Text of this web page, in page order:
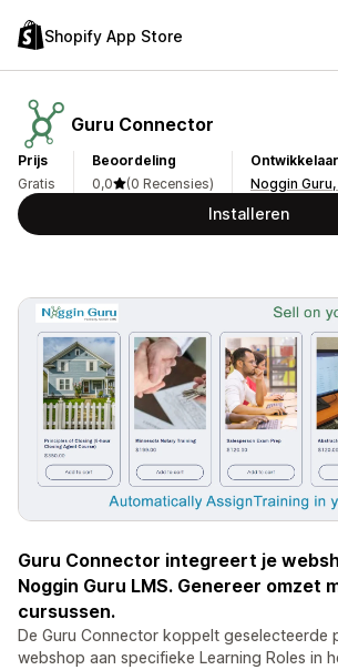
Shopify App Store
Guru Connector
Prijs
Gratis
Beoordeling
0,0
(0 Recensies)
Ontwikkelaar
Noggin Guru,
Installeren
Guru Connector integreert je
Noggin Guru LMS. Genereer omzet
cursussen.
De Guru Connector koppelt geselecteerde
webshop aan specifieke Learning Roles in